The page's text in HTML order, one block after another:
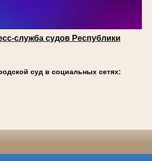
служба судов Республики
суд в социальных сетях: